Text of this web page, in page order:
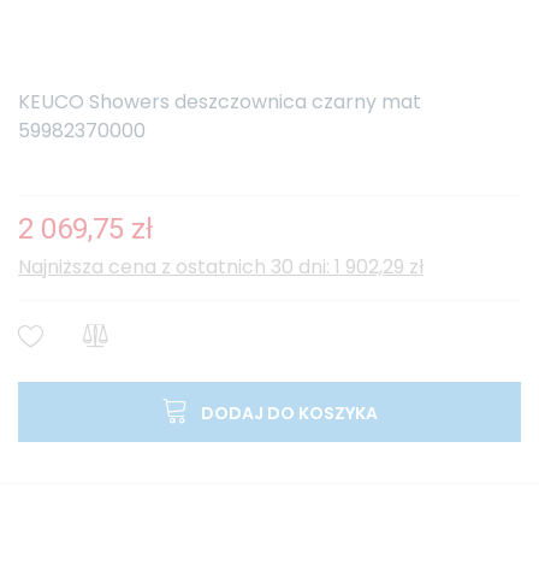
KEUCO Showers deszczownica czarny mat
59982370000
2 069,75 zł
Najniższa cena z ostatnich 30 dni: 1 902,29 zł
DODAJ DO KOSZYKA